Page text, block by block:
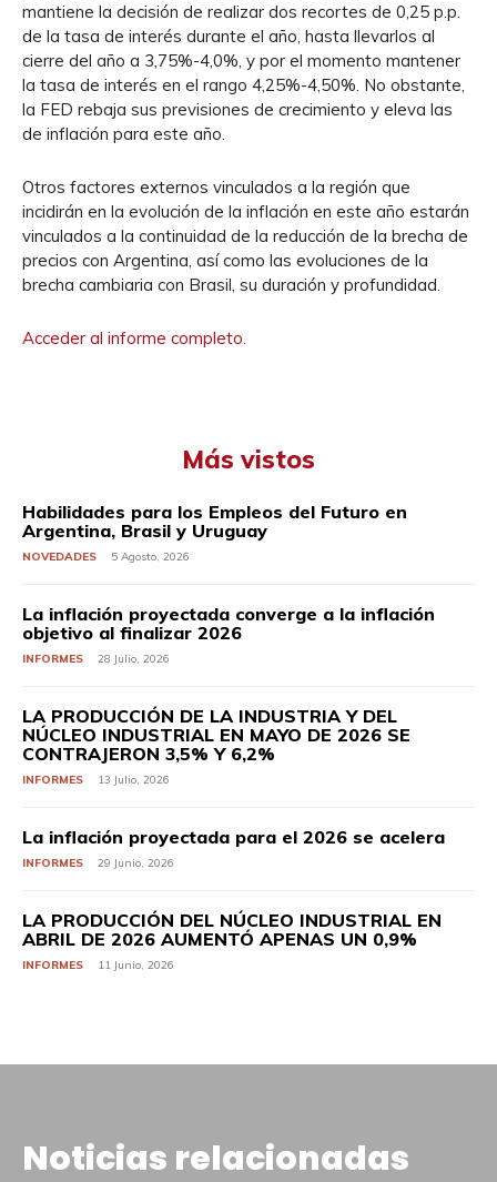
mantiene la decisión de realizar dos recortes de 0,25 p.p.
de la tasa de interés durante el año, hasta llevarlos al
cierre del año a 3,75%-4,0%, y por el momento mantener
la tasa de interés en el rango 4,25%-4,50%. No obstante,
la FED rebaja sus previsiones de crecimiento y eleva las
de inflación para este año.
Otros factores externos vinculados a la región que
incidirán en la evolución de la inflación en este año estarán
vinculados a la continuidad de la reducción de la brecha de
precios con Argentina, así como las evoluciones de la
brecha cambiaria con Brasil, su duración y profundidad.
Acceder al informe completo.
Más vistos
Habilidades para los Empleos del Futuro en
Argentina, Brasil y Uruguay
NOVEDADES 5 Agosto, 2026
La inflación proyectada converge a la inflación
objetivo al finalizar 2026
INFORMES 28 Julio, 2026
LA PRODUCCIÓN DE LA INDUSTRIA Y DEL
NÚCLEO INDUSTRIAL EN MAYO DE 2026 SE
CONTRAJERON 3,5% Y 6,2%
INFORMES 13 Julio, 2026
La inflación proyectada para el 2026 se acelera
INFORMES 29 Junio, 2026
LA PRODUCCIÓN DEL NÚCLEO INDUSTRIAL EN
ABRIL DE 2026 AUMENTÓ APENAS UN 0,9%
INFORMES 11 Junio, 2026
Noticias relacionadas